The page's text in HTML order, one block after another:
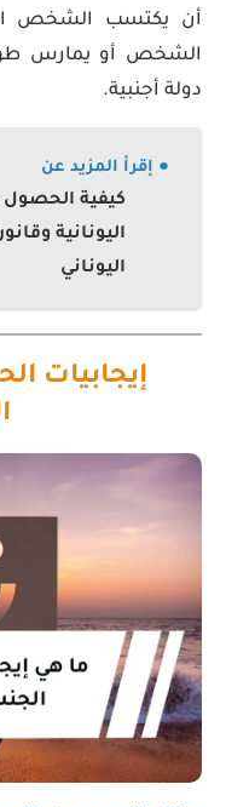
أن يكتسب الشخص
الشخص أو يمارس
دولة أجنبية.
● إقرأ المزيد عن
كيفية
اليونانية
اليوناني
إيجابيات